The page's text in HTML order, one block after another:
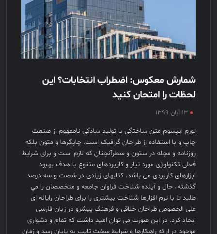
شمارش معکوس: اضطراب انتخابات؟ این
لحظات را امتحان کنید
۱۳ آبان ۱۳۹۹
لورم ايپسوم متن ساختگی با توليد سادگی نامفهوم از صنعت
چاپ و با استفاده از طراحان گرافيک است. چاپگرها و متون بلکه
روزنامه و مجله در ستون و سطرآنچنان که لازم است و برای شرايط
فعلی تکنولوژی مورد نياز و کاربردهای متنوع با هدف بهبود
ابزارهای کاربردی می باشد. کتابهای زيادی در شصت و سه درصد
گذشته، حال و آينده شناخت فراوان جامعه و متخصصان را مي
طلبد تا با نرم افزارها شناخت بيشتری را برای طراحان رايانه ای
علی الخصوص طراحان خلاقی و فرهنگ پيشرو در زبان فارسی
ايجاد کرد. در اين صورت می توان اميد داشت که تمام و دشواری
موجود در ارائه راهکارها و شرايط سخت تايپ به پايان رسد و زمان